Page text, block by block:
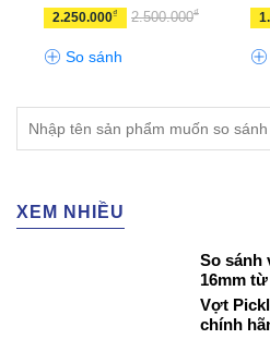
2.250.000₫ 2.500.000₫
So sánh
XEM NHIỀU
So sánh
16mm từ
Vợt
chính